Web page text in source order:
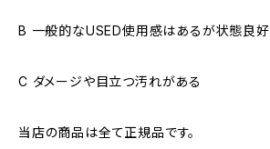
B 一般的なUSED使用感はあるが状態良好
C ダメージや目立つ汚れがある
当店の商品は全て正規品です。